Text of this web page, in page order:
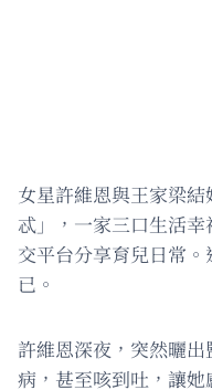
女星許維恩與王家梁
忒」，一家三口生活
交平台分享育兒日常
已。
許維恩深夜，突然曬
病，甚至咳到吐，讓